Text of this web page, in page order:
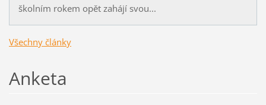
školním rokem opět zahájí svou...
Všechny články
Anketa